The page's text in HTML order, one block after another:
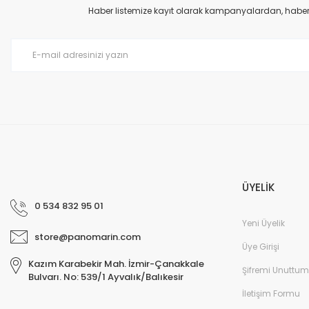
Ürün açıklamasında eksik bilgiler bulunuyor.
Haber listemize kayıt olarak kampanyalardan,
0 534 832 95 01
store@panomarin.com
Kazım Karabekir Mah. İzmir-Çanakkale
Bulvarı. No: 539/1 Ayvalık/Balıkesir
ÜYELİK
Yeni Üyelik
Üye Girişi
Şifremi Unuttum
İletişim Formu